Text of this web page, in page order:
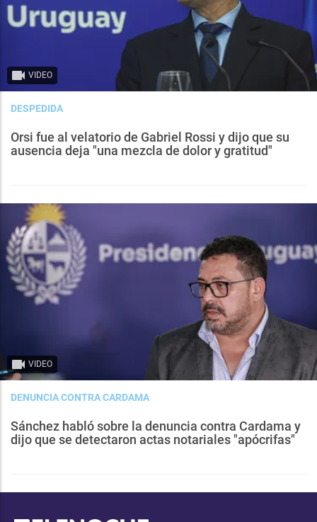
VIDEO
DESPEDIDA
Orsi fue al velatorio de Gabriel Rossi y dijo que su
ausencia deja "una mezcla de dolor y gratitud"
VIDEO
DENUNCIA CONTRA CARDAMA
Sánchez habló sobre la denuncia contra Cardama y
dijo que se detectaron actas notariales "apócrifas"